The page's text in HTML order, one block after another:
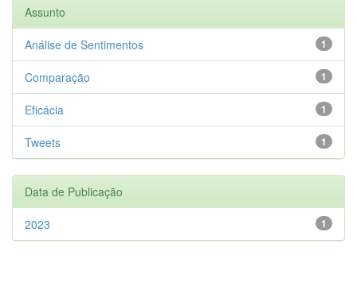
Assunto
1
Análise de Sentimentos
1
Comparação
1
Eficácia
1
Tweets
Data de Publicação
1
2023